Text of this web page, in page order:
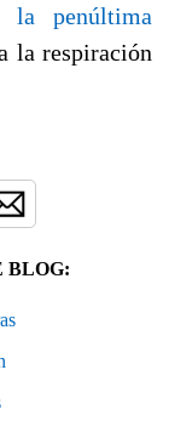
la penúltima
la respiración
BLOG: